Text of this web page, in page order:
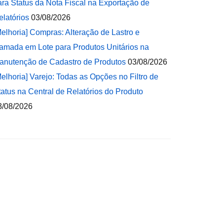
Status da Nota Fiscal na Exportação de
03/08/2026
Compras: Alteração de Lastro e
em Lote para Produtos Unitários na
de Cadastro de Produtos 03/08/2026
Varejo: Todas as Opções no Filtro de
na Central de Relatórios do Produto
08/2026